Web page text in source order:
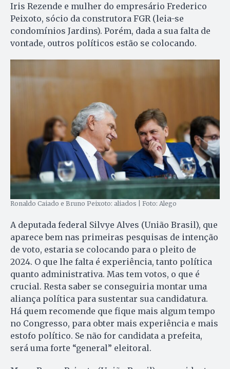
Iris Rezende e mulher do empresário Frederico
Peixoto, sócio da construtora FGR (leia-se
condomínios Jardins). Porém, dada a sua falta de
vontade, outros políticos estão se colocando.
Ronaldo Caiado e Bruno Peixoto: aliados | Foto: Alego
A deputada federal Silvye Alves (União Brasil), que
aparece bem nas primeiras pesquisas de intenção
de voto, estaria se colocando para o pleito de
2024. O que lhe falta é experiência, tanto política
quanto administrativa. Mas tem votos, o que é
crucial. Resta saber se conseguiria montar uma
aliança política para sustentar sua candidatura.
Há quem recomende que fique mais algum tempo
no Congresso, para obter mais experiência e mais
estofo político. Se não for candidata a prefeita,
será uma forte “general” eleitoral.